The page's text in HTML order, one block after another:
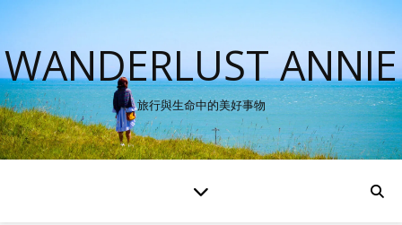
WANDERLUST ANNIE
旅行與生命中的美好事物